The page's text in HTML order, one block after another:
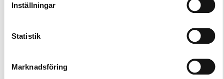
Inställningar
Statistik
Marknadsföring
Förlängningsrör isolerad 500 mm
svart
2.800,00kr